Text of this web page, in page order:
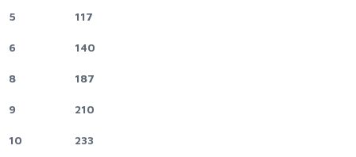
5 117
6 140
8 187
9 210
10 233